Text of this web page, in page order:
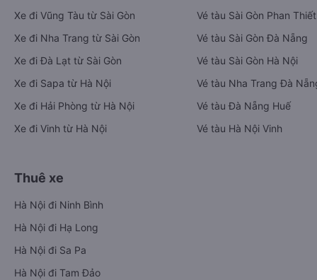
Xe đi Vũng Tàu từ Sài Gòn
Xe đi Nha Trang từ Sài Gòn
Xe đi Đà Lạt từ Sài Gòn
Xe đi Sapa từ Hà Nội
Xe đi Hải Phòng từ Hà Nội
Xe đi Vinh từ Hà Nội
Vé tàu Sài Gòn Phan Thiết
Vé tàu Sài Gòn Đà Nẵng
Vé tàu Sài Gòn Hà Nội
Vé tàu Nha Trang Đà
Vé tàu Đà Nẵng Huế
Vé tàu Hà Nội Vinh
Thuê xe
Hà Nội đi Ninh Bình
Hà Nội đi Hạ Long
Hà Nội đi Sa Pa
Hà Nội đi Tam Đảo